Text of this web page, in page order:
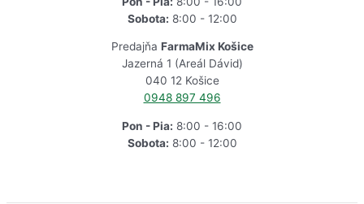
Sobota: 8:00 - 12:00
Predajňa FarmaMix Košice
Jazerná 1 (Areál Dávid)
040 12 Košice
0948 897 496
Pon - Pia: 8:00 - 16:00
Sobota: 8:00 - 12:00